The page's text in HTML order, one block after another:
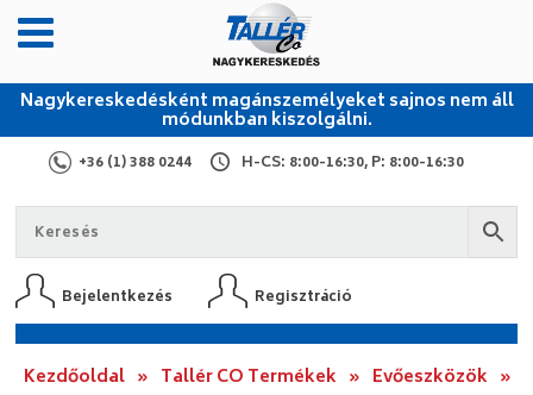
Nagykereskedésként magánszemélyeket sajnos nem áll
módunkban kiszolgálni.
+36 (1) 388 0244 H-CS: 8:00-16:30, P: 8:00-16:30
Bejelentkezés Regisztráció
Kezdőoldal » Tallér CO Termékek » Evőeszközök »